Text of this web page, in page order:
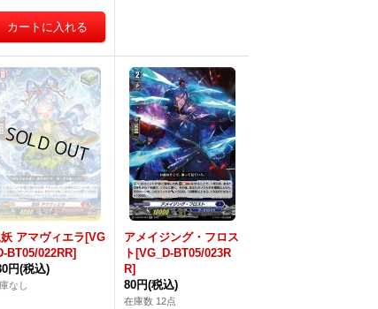
アマヴィエラ[VG
BT05/022RR]
円(税込)
なし
アメイジング・フロス
ト[VG_D-BT05/023R
R]
80円(税込)
在庫数 12点